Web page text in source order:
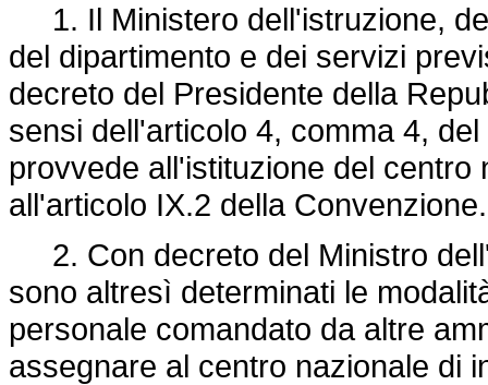
1. Il Ministero dell'istruzione,
del dipartimento e dei servizi
decreto del Presidente della
sensi dell'articolo 4, comma 4, del
provvede all'istituzione del
all'articolo IX.2 della Convenzione.
2. Con decreto del Ministro
sono altresì determinati le
personale comandato da altre
assegnare al centro nazionale di